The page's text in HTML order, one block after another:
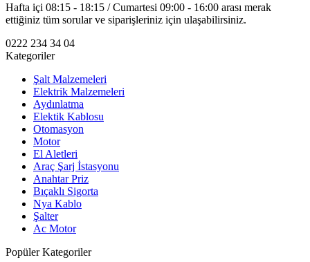
Hafta içi 08:15 - 18:15 / Cumartesi 09:00 - 16:00 arası merak
ettiğiniz tüm sorular ve siparişleriniz için ulaşabilirsiniz.
0222 234 34 04
Kategoriler
Şalt Malzemeleri
Elektrik Malzemeleri
Aydınlatma
Elektik Kablosu
Otomasyon
Motor
El Aletleri
Araç Şarj İstasyonu
Anahtar Priz
Bıçaklı Sigorta
Nya Kablo
Şalter
Ac Motor
Popüler Kategoriler